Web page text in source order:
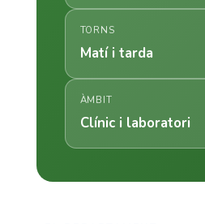
TORNS
Matí i tarda
ÀMBIT
Clínic i laboratori